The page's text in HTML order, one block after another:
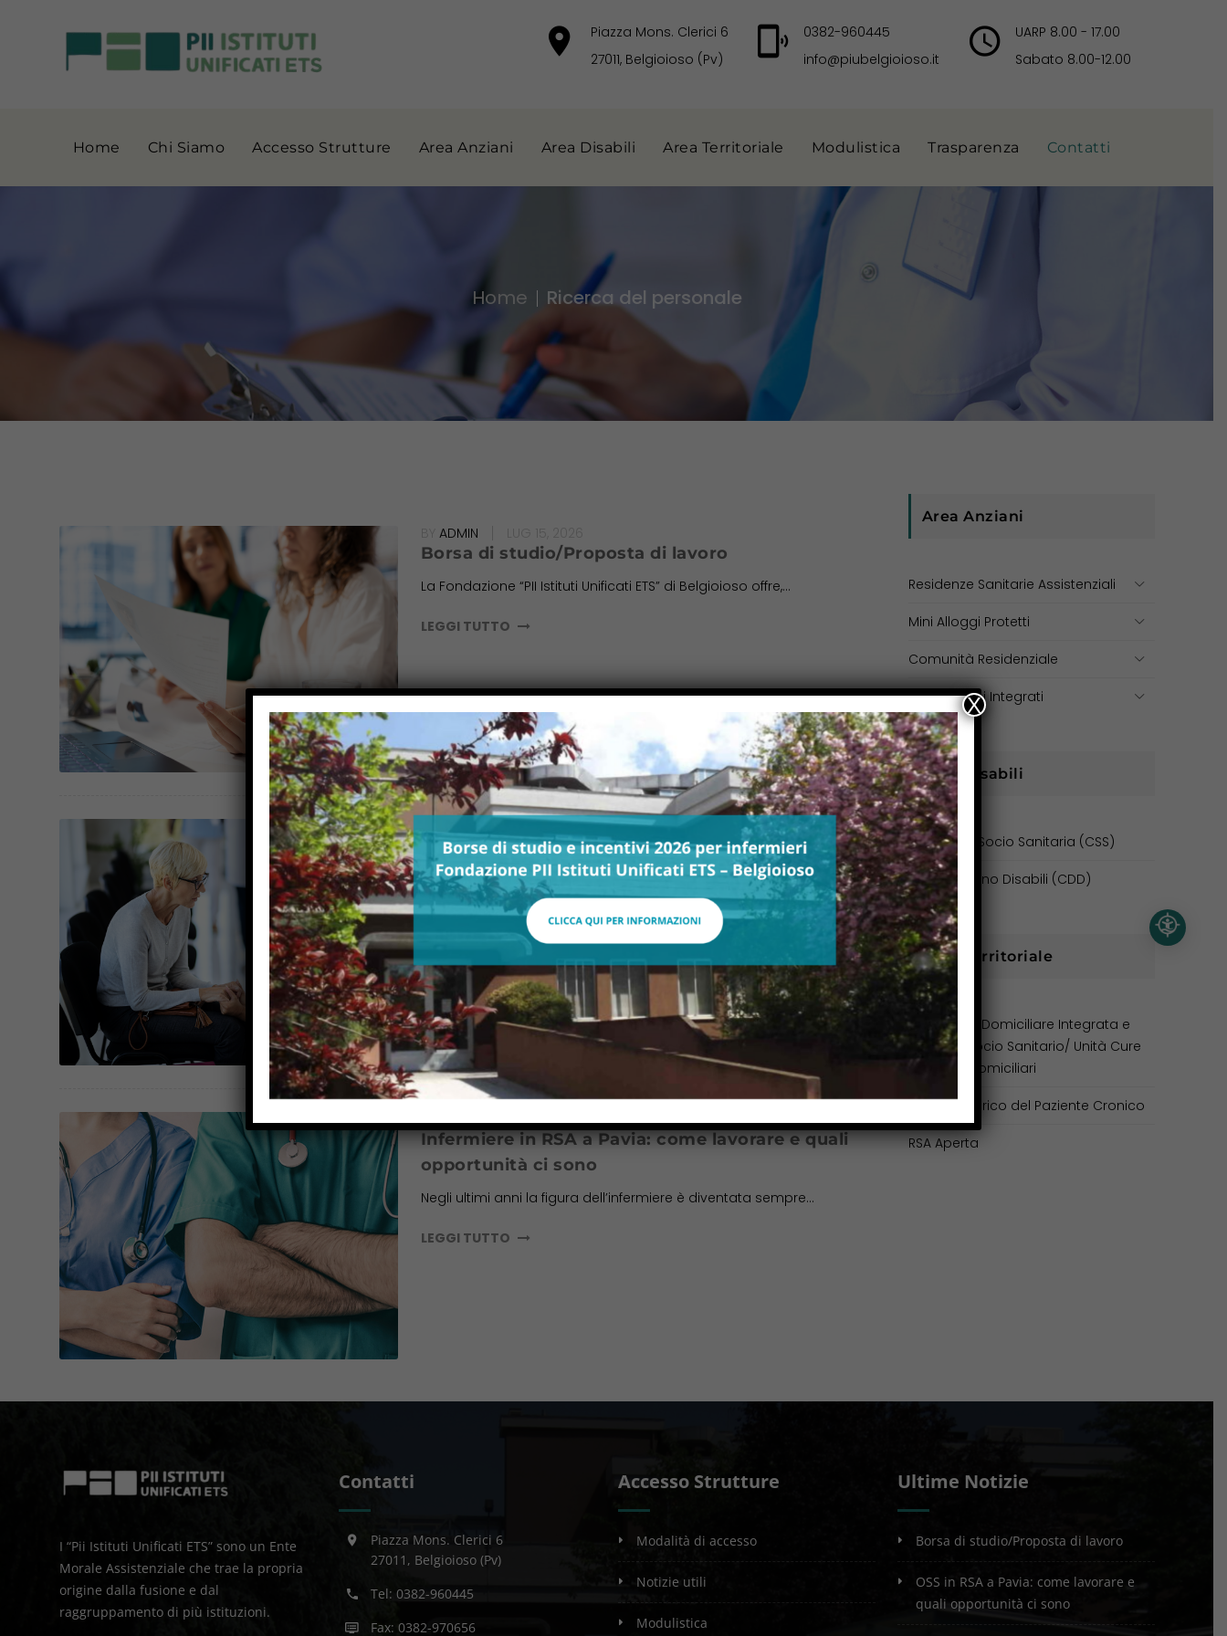
Piazza Mons. Clerici 6
27011, Belgioioso (Pv)
0382-960445
info@piubelgioioso.it
UARP 8.00 - 17.00
Sabato 8.00-12.00
Home Chi Siamo Accesso Strutture Area Anziani Area Disabili Area Territoriale Modulistica Trasparenza Contatti
Home Ricerca del personale
ADMIN
Borsa di studio/Proposta di lavoro
La Fondazione “PII Istituti Unificati ETS” di Belgioioso offre,...
LEGGI TUTTO
GIU 25, 2026
OSS in RSA a Pavia: come lavorare e quali
opportunità ci sono
Negli ultimi anni la figura dell’Operatore Socio Sanitario è...
LEGGI TUTTO
BYADMIN MAG 19, 2026
Infermiere in RSA a Pavia: come lavorare e quali
opportunità ci sono
Negli ultimi anni la figura dell’infermiere è diventata sempre...
LEGGI TUTTO
Area Anziani
Residenze Sanitarie Assistenziali
Mini Alloggi Protetti
Comunità Residenziale
Centri Diurni Integrati
Area Disabili
Comunità Socio Sanitaria (CSS)
Centro Diurno Disabili (CDD)
Area Territoriale
Assistenza Domiciliare Integrata e
Voucher Socio Sanitario/ Unità Cure
Palliative Domiciliari
Presa in Carico del Paziente Cronico
RSA Aperta
I “Pii Istituti Unificati ETS” sono un Ente
Morale Assistenziale che trae la propria
origine dalla fusione e dal
raggruppamento di più istituzioni.
Contatti
Piazza Mons. Clerici 6
27011, Belgioioso (Pv)
Tel: 0382-960445
Fax: 0382-970656
Accesso Strutture
modalità di accesso
notizie utili
modulistica
Ultime Notizie
Borsa di studio/Proposta di lavoro
OSS in RSA a Pavia: come lavorare e
quali opportunità ci sono
X